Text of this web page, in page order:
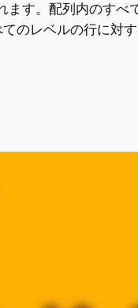
ます。配列内のすべ
のレベルの行に対